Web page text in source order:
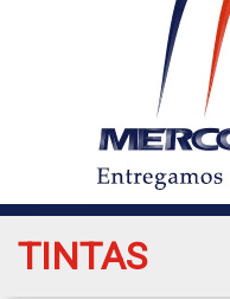
TINTAS